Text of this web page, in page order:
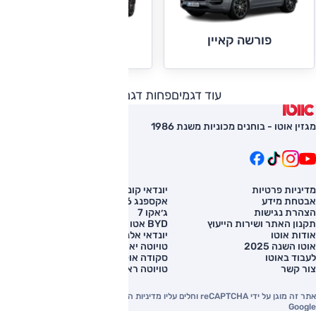
פורשה קאיין
עוד דגמיםפחות דגמים
מגזין אוטו - בוחנים מכוניות משנת 1986
מדיניות פרטיות
אבטחת מידע
הצהרת נגישות
תקנון האתר ושירות הייעוץ
אודות אוטו
אוטו השנה 2025
לעבוד באוטו
צור קשר
יונדאי קונה
אקספנג G6
ג׳אקו 7
BYD אטו 3
יונדאי אלנטרה
טויוטה יאריס קרוס
סקודה אוקטביה
טויוטה ראב 4
אתר זה מוגן על ידי reCAPTCHA וחלים עליו מדיניות הפרטיות והתנאים וההגבלות של
Google